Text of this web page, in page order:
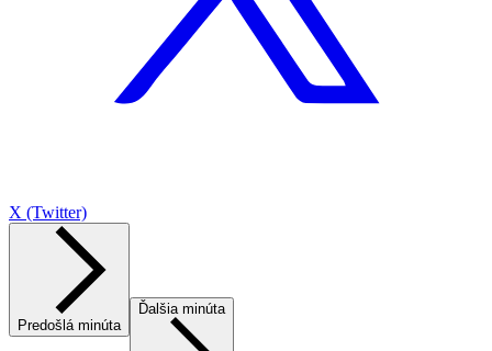
X (Twitter)
Predošlá minúta
Ďalšia minúta